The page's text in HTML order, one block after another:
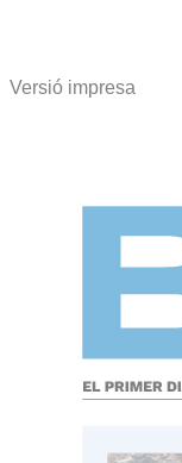
Versió impresa